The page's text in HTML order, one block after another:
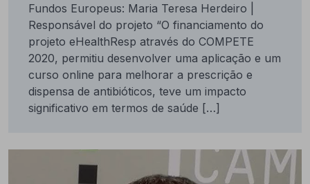
Fundos Europeus: Maria Teresa Herdeiro |
Responsável do projeto “O financiamento do
projeto eHealthResp através do COMPETE
2020, permitiu desenvolver uma aplicação e um
curso online para melhorar a prescrição e
dispensa de antibióticos, teve um impacto
significativo em termos de saúde […]